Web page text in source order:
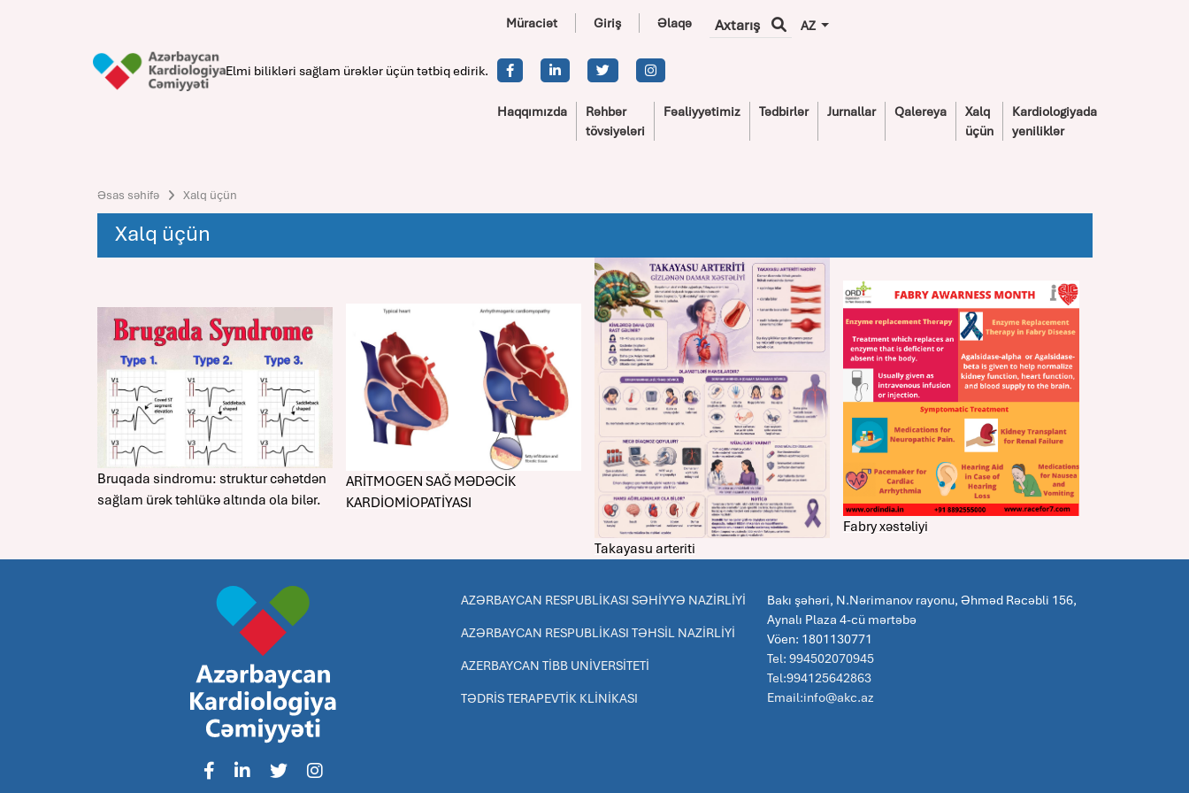
Elmi bilikləri sağlam ürəklər üçün tətbiq edirik.
Müraciət Giriş Əlaqə Axtarış AZ
Haqqımızda
Rəhbər
tövsiyələri
Fəaliyyətimiz Tədbirlər Jurnallar Qalereya
Xalq
üçün
Kardiologiyada
yeniliklər
Əsas səhifə Xalq üçün
Xalq üçün
Bruqada sindromu: struktur cəhətdən
sağlam ürək təhlükə altında ola bilər.
ARİTMOGEN SAĞ MƏDƏCİK
KARDİOMİOPATİYASI
Takayasu arteriti
Fabry xəstəliyi
AZƏRBAYCAN RESPUBLİKASI SƏHİYYƏ NAZİRLİYİ
AZƏRBAYCAN RESPUBLİKASI TƏHSİL NAZİRLİYİ
AZERBAYCAN TİBB UNİVERSİTETİ
TƏDRİS TERAPEVTİK KLİNİKASI
Bakı şəhəri, N.Nərimanov rayonu, Əhməd Rəcəbli 156,
Aynalı Plaza 4-cü mərtəbə
Vöen: 1801130771
Tel: 994502070945
Tel:994125642863
Email:info@akc.az